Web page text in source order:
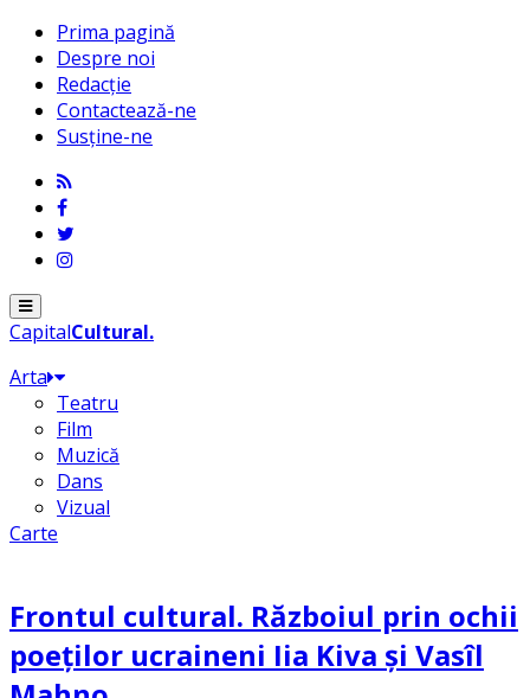
Prima pagină
Despre noi
Redacție
Contactează-ne
Susține-ne
Menu
CapitalCultural.
Arta
Teatru
Film
Muzică
Dans
Vizual
Carte
Frontul cultural. Războiul prin ochii
poeților ucraineni Iia Kiva și Vasîl